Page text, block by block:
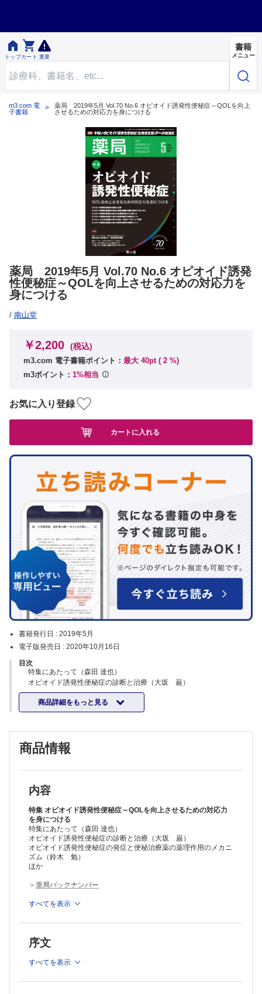

トップ

カート 重要
書籍
メニュー
m3.com 電
子書籍
薬局 2019年5月 Vol.70 No.6 オピオイド誘発性便秘症～QOLを向上
させるための対応力を身につける
薬局 2019年5月 Vol.70 No.6 オピオイド誘発
性便秘症～QOLを向上させるための対応力を
身につける
/ 南山堂
書籍発行日 : 2019年5月
電子版発売日 : 2020年10月16日
目次
特集にあたって（森田 達也）
オピオイド誘発性便秘症の診断と治療（大坂 巌）
オピオイド誘発性便秘症の発症と便秘治療薬の薬理作用のメカニズム
（鈴木 勉）
オピオイド誘発性便秘症における治療薬の選び方と使い方
・漢方薬（大前 隆仁）
オピオイド誘発性便秘症における非薬物療法の実践ポイント（清水 正
・オピオイド・鎮痛補助薬（今井 堅吾）
・抗がん薬・制吐薬（西 智弘）
・抗うつ薬・抗精神病薬（小川 朝生）
オピオイド誘発性便秘症における薬学的管理の実践ポイント
・便秘治療薬の副作用と薬物相互作用マネジメント（百 賢二）
・オピオイド誘発性便秘症における患者指導・支援の勘所（沖﨑 歩）
シリーズ
医療マンダラ ～思考と感性のセンスを磨く～
「ストレスマネジメント」をめぐって～「体」「心」「行動」の面から
のアプローチ～（中野 重行）
抗コリン作用による疾患禁忌～抗ムスカリンなの，抗ニコチンなの？
樹）
プロフェッショナルEYE 専門薬剤師からみた勘所
抗がん薬による副作用重篤化リスク因子を明らかにして，薬学的ケアに
BMs-Podによる真の薬物投与設計 ～薬物動態解析の臨床への還元～
商品詳細をもっと見る
￥2,200 (税込)
m3.com 電子書籍ポイント： 最大 40pt ( 2 %)
m3ポイント： 1%相当
お気に入り登録
カートに入れる
商品情報
内容
特集 オピオイド誘発性便秘症～QOLを向上させるための対応力
を身につける
特集にあたって（森田 達也）
オピオイド誘発性便秘症の診断と治療（大坂 巌）
オピオイド誘発性便秘症の発症と便秘治療薬の薬理作用のメカニ
ズム（鈴木 勉）
ほか
＞ 薬局バックナンバー
※本製品はPCでの閲覧も可能です。
境で閲覧可能なPDF版をご覧いただけます。詳細はこちらでご確
推奨ブラウザ： Firefox 最新版 / Google Chrome 最新版 / Safari
最新版
すべてを表示
序文
すべてを表示